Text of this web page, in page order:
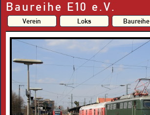
Baureihe E10 e.V.
Verein Loks Baureihe